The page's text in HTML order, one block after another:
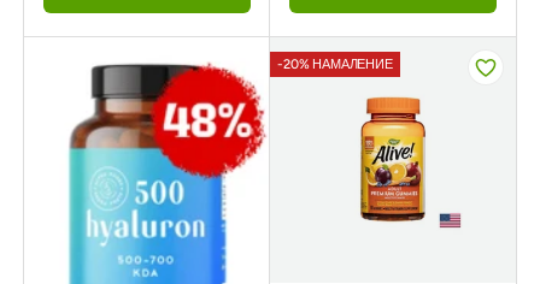
-20% НАМАЛЕНИЕ